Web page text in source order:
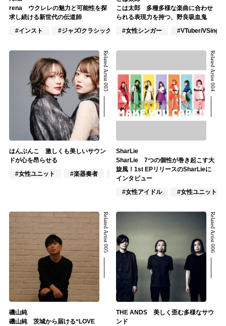
rena ウクレレの魅力と可能性を探
求し続ける新世代の伝道師
#インスト
#ジャズ/クラシック奏者 #楽器奏者
こは太郎 多種多様な楽曲に合わせ
られる表現力を持つ、野良吸血鬼
#女性シンガー
#VTuber/VSinger
Related Artist 003
はんぶんこ 激しくも美しいサウン
ドが心を昂らせる
#女性ユニット
#楽器奏者 #ジャズ/クラシック
Related Artist 004
SharLie
SharLie 7つの個性が巻き起こす大
旋風！1st EPリリースのSharLieに
インタビュー
#女性アイドル
#女性ユニット
Related Artist 005
磯山純
磯山純 茨城から届ける“LOVE
Related Artist 006
THE ANDS 美しく歪む多様なサウ
ンド